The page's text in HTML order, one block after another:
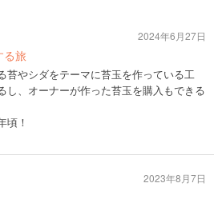
る旅
苔やシダをテーマに苔玉を作っている工
し、オーナーが作った苔玉を購入もできる
頃！
2024年6月27日
2023年8月7日